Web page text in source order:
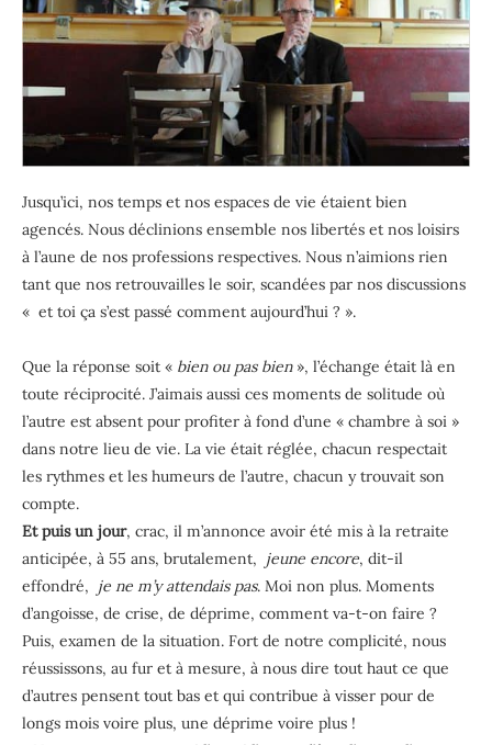
Jusqu’ici, nos temps et nos espaces de vie étaient bien
agencés. Nous déclinions ensemble nos libertés et nos loisirs
à l’aune de nos professions respectives. Nous n’aimions rien
tant que nos retrouvailles le soir, scandées par nos discussions
« et toi ça s’est passé comment aujourd’hui ? ».
Que la réponse soit « bien ou pas bien », l’échange était là en
toute réciprocité. J’aimais aussi ces moments de solitude où
l’autre est absent pour profiter à fond d’une « chambre à soi »
dans notre lieu de vie. La vie était réglée, chacun respectait
les rythmes et les humeurs de l’autre, chacun y trouvait son
compte.
Et puis un jour, crac, il m’annonce avoir été mis à la retraite
anticipée, à 55 ans, brutalement, jeune encore, dit-il
effondré, je ne m’y attendais pas. Moi non plus. Moments
d’angoisse, de crise, de déprime, comment va-t-on faire ?
Puis, examen de la situation. Fort de notre complicité, nous
réussissons, au fur et à mesure, à nous dire tout haut ce que
d’autres pensent tout bas et qui contribue à visser pour de
longs mois voire plus, une déprime voire plus !